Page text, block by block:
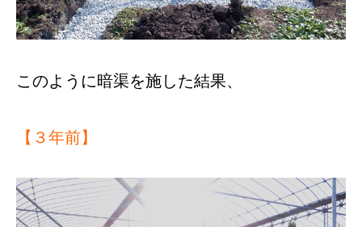
このように暗渠を施した結果、
【３年前】